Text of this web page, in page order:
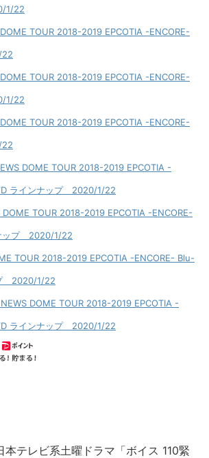
1/22
TOUR 2018-2019 EPCOTIA -ENCORE-
TOUR 2018-2019 EPCOTIA -ENCORE-
1/22
TOUR 2018-2019 EPCOTIA -ENCORE-
DOME TOUR 2018-2019 EPCOTIA -
ラインナップ 2020/1/22
DOME TOUR 2018-2019 EPCOTIA -ENCORE-
ップ 2020/1/22
TOUR 2018-2019 EPCOTIA -ENCORE- Blu-
2020/1/22
DOME TOUR 2018-2019 EPCOTIA -
ラインナップ 2020/1/22
本テレビ系土曜ドラマ「ボイス 110緊